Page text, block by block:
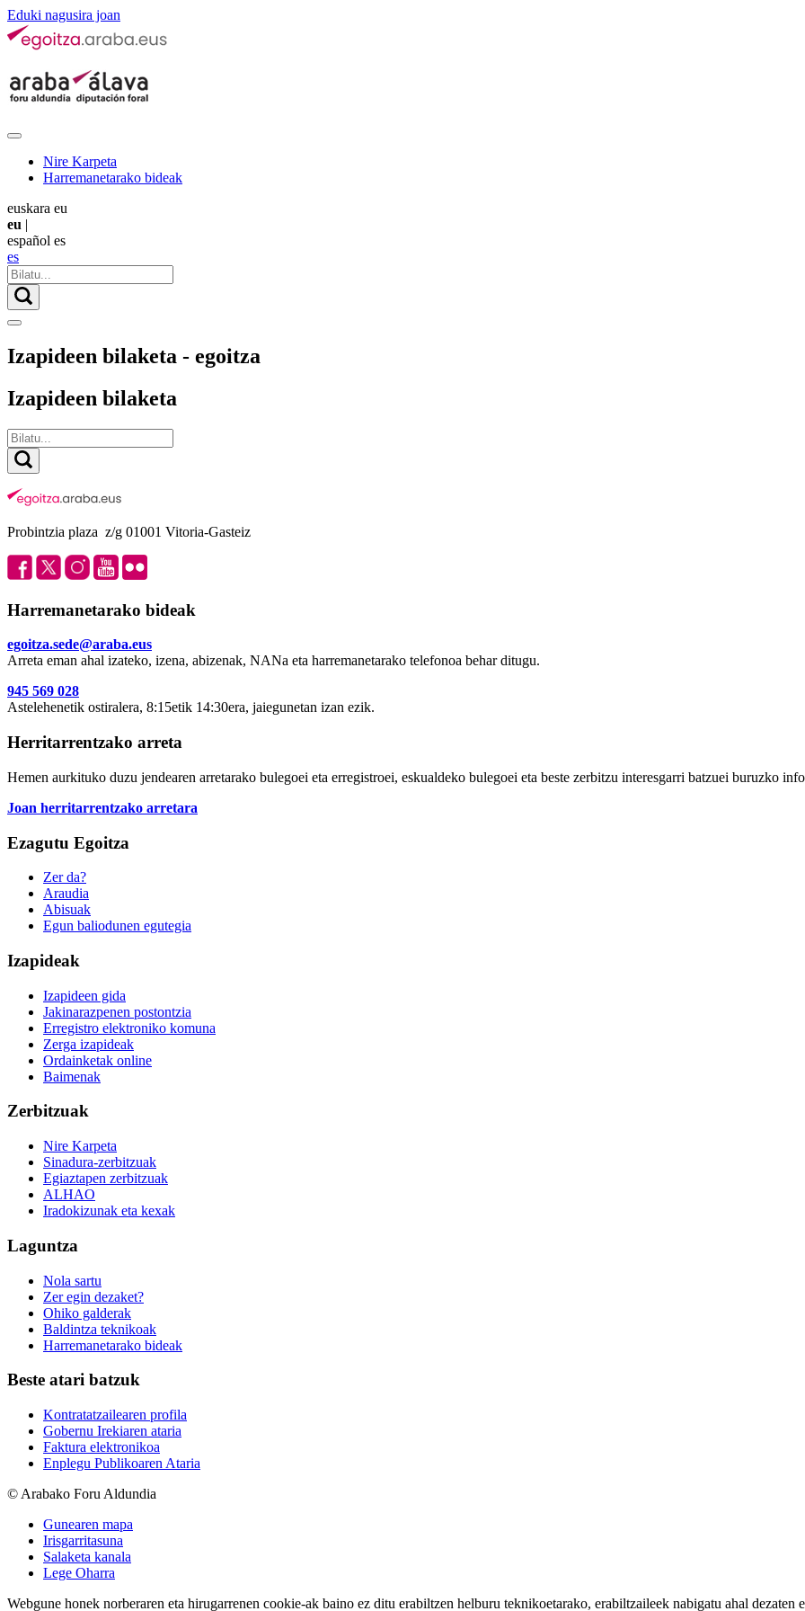
Eduki nagusira joan
Nire Karpeta
Harremanetarako bideak
euskara eu
eu |
español es
es
Izapideen bilaketa - egoitza
Izapideen bilaketa
Probintzia plaza z/g 01001 Vitoria-Gasteiz
Harremanetarako bideak
egoitza.sede@araba.eus
Arreta eman ahal izateko, izena, abizenak, NANa eta harremanetarako telefonoa behar ditugu.
945 569 028
Astelehenetik ostiralera, 8:15etik 14:30era, jaiegunetan izan ezik.
Herritarrentzako arreta
Hemen aurkituko duzu jendearen arretarako bulegoei eta erregistroei, eskualdeko bulegoei eta beste zerbitzu interesgarri batzuei buruzko
Joan herritarrentzako arretara
Ezagutu Egoitza
Zer da?
Araudia
Abisuak
Egun baliodunen egutegia
Izapideak
Izapideen gida
Jakinarazpenen postontzia
Erregistro elektroniko komuna
Zerga izapideak
Ordainketak online
Baimenak
Zerbitzuak
Nire Karpeta
Sinadura-zerbitzuak
Egiaztapen zerbitzuak
ALHAO
Iradokizunak eta kexak
Laguntza
Nola sartu
Zer egin dezaket?
Ohiko galderak
Baldintza teknikoak
Harremanetarako bideak
Beste atari batzuk
Kontratatzailearen profila
Gobernu Irekiaren ataria
Faktura elektronikoa
Enplegu Publikoaren Ataria
© Arabako Foru Aldundia
Gunearen mapa
Irisgarritasuna
Salaketa kanala
Lege Oharra
Webgune honek norberaren eta hirugarrenen cookie-ak baino ez ditu erabiltzen helburu teknikoetarako, erabiltzaileek nabigatu ahal dezaten